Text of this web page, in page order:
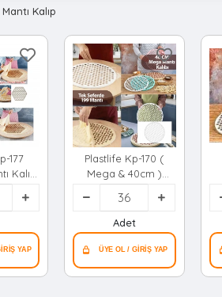
Mantı Kalıp
177
Kalıbı
41cm
Plastlife Kp-170 (
Mega & 40cm )
Mantı Kalıbı Plastik (
199 Mantı )*36=k
Adet